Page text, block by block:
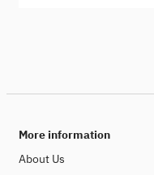
More information
About Us